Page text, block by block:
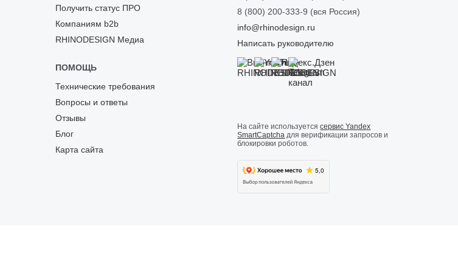
Получить статус ПРО
Компаниям b2b
RHINODESIGN Медиа
ПОМОЩЬ
Технические требования
Вопросы и ответы
Отзывы
Блог
Карта сайта
8 (800) 200-333-9 (вся Россия)
info@rhinodesign.ru
Написать руководителю
На сайте используетсясервис Yandex
SmartCaptcha для верификации запросов и
блокировки роботов.